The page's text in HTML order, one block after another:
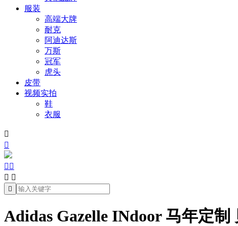
服装
高端大牌
耐克
阿迪达斯
万斯
冠军
虎头
皮带
视频实拍
鞋
衣服


 
 

Adidas Gazelle INdoor 马年定